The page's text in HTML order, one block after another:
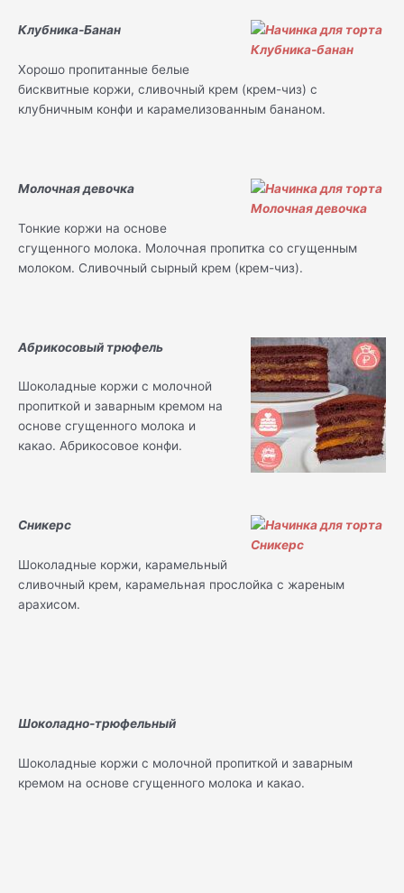
Клубника-Банан
Хорошо пропитанные белые
бисквитные коржи, сливочный крем (крем-чиз) с
клубничным конфи и карамелизованным бананом.
Молочная девочка
Тонкие коржи на основе
сгущенного молока. Молочная пропитка со сгущенным
молоком. Сливочный сырный крем (крем-чиз).
Абрикосовый трюфель
Шоколадные коржи с молочной
пропиткой и заварным кремом на
основе сгущенного молока и
какао. Абрикосовое конфи.
Сникерс
Шоколадные коржи, карамельный
сливочный крем, карамельная прослойка с жареным
арахисом.
Шоколадно-трюфельный
Шоколадные коржи с молочной пропиткой и заварным
кремом на основе сгущенного молока и какао.